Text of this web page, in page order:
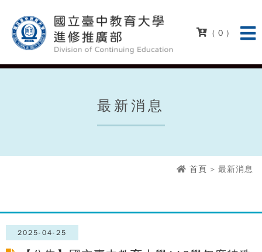
( 0 )
最新消息
首頁 > 最新消息
2025-04-25